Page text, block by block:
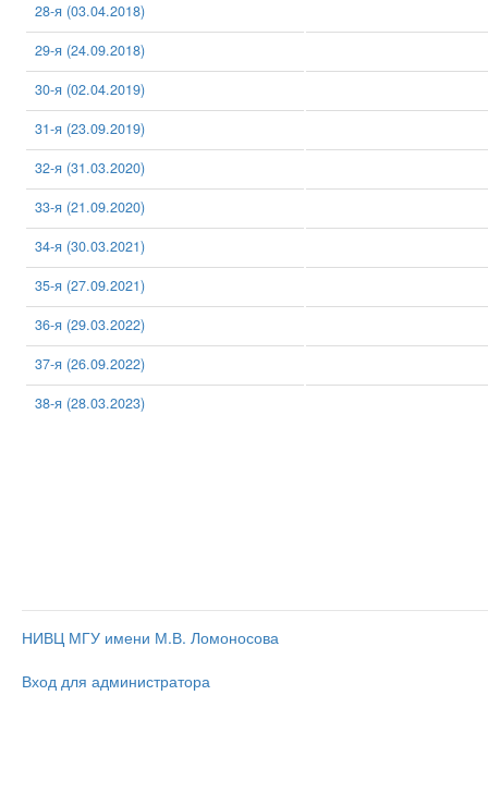
28-я (03.04.2018)
29-я (24.09.2018)
30-я (02.04.2019)
31-я (23.09.2019)
32-я (31.03.2020)
33-я (21.09.2020)
34-я (30.03.2021)
35-я (27.09.2021)
36-я (29.03.2022)
37-я (26.09.2022)
38-я (28.03.2023)
НИВЦ МГУ имени М.В. Ломоносова
Вход для администратора